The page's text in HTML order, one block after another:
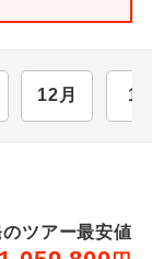
12月 1
ツアー最安値